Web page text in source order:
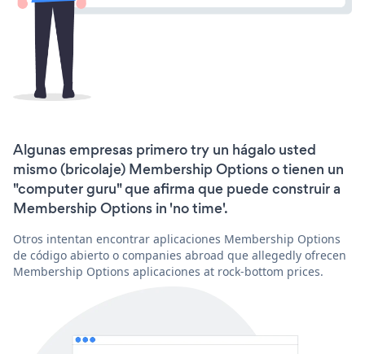
Algunas empresas primero try un hágalo usted
mismo (bricolaje) Membership Options o tienen un
"computer guru" que afirma que puede construir a
Membership Options in 'no time'.
Otros intentan encontrar aplicaciones Membership Options
de código abierto o companies abroad que allegedly ofrecen
Membership Options aplicaciones at rock-bottom prices.